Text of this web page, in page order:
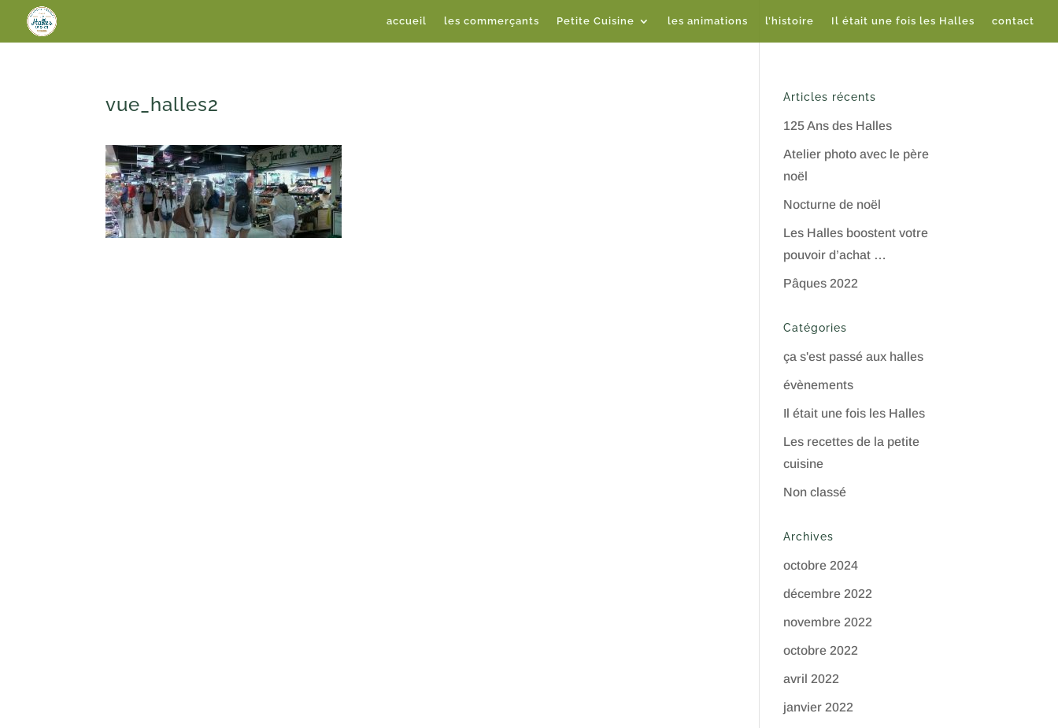
accueil les commerçants Petite Cuisine les animations l’histoire Il était une fois les Halles contact
vue_halles2 Articles récents
125 Ans des Halles
Atelier photo avec le père
noël
Nocturne de noël
Les Halles boostent votre
pouvoir d’achat …
Pâques 2022
Catégories
ça s'est passé aux halles
évènements
Il était une fois les Halles
Les recettes de la petite
cuisine
Non classé
Archives
octobre 2024
décembre 2022
novembre 2022
octobre 2022
avril 2022
janvier 2022